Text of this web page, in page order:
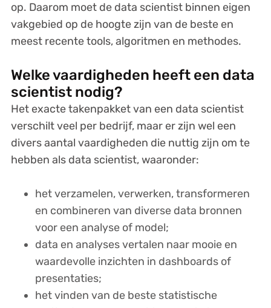
op. Daarom moet de data scientist binnen eigen
vakgebied op de hoogte zijn van de beste en
meest recente tools, algoritmen en methodes.
Welke vaardigheden heeft een data
scientist nodig?
Het exacte takenpakket van een data scientist
verschilt veel per bedrijf, maar er zijn wel een
divers aantal vaardigheden die nuttig zijn om te
hebben als data scientist, waaronder:
het verzamelen, verwerken, transformeren
en combineren van diverse data bronnen
voor een analyse of model;
data en analyses vertalen naar mooie en
waardevolle inzichten in dashboards of
presentaties;
het vinden van de beste statistische